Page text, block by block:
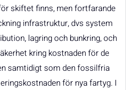
skiftet finns, men fortfarande
infrastruktur, dvs system
lagring och bunkring, och
kring kostnaden för de
samtidigt som den fossilfria
för nya fartyg. I